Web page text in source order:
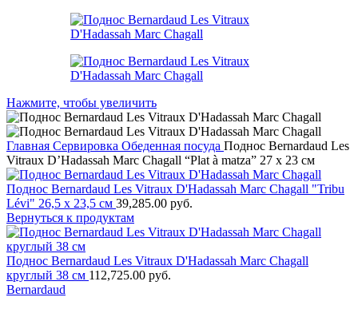
Нажмите, чтобы увеличить
Главная Сервировка Обеденная посуда Поднос Bernardaud Les
Vitraux D’Hadassah Marc Chagall “Plat à matza” 27 х 23 см
Поднос Bernardaud Les Vitraux D'Hadassah Marc Chagall "Tribu
Lévi" 26,5 х 23,5 см 39,285.00 руб.
Вернуться к продуктам
Поднос Bernardaud Les Vitraux D'Hadassah Marc Chagall
круглый 38 см 112,725.00 руб.
Bernardaud